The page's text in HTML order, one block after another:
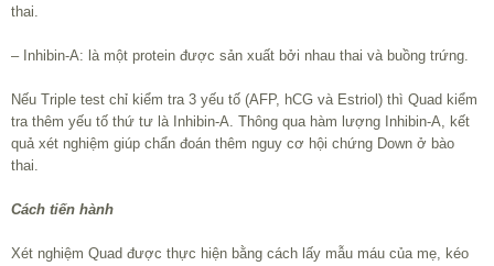
thai.
– Inhibin-A: là một protein được sản xuất bởi nhau thai và buồng trứng.
Nếu Triple test chỉ kiểm tra 3 yếu tố (AFP, hCG và Estriol) thì Quad kiểm
tra thêm yếu tố thứ tư là Inhibin-A. Thông qua hàm lượng Inhibin-A, kết
quả xét nghiệm giúp chẩn đoán thêm nguy cơ hội chứng Down ở bào
thai.
Cách tiến hành
Xét nghiệm Quad được thực hiện bằng cách lấy mẫu máu của mẹ, kéo